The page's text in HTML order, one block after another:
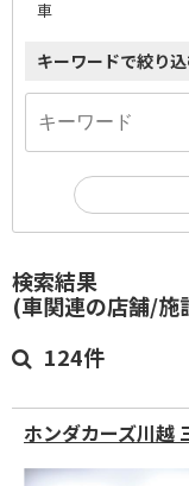
検索結果
(車関連の店舗/施
124件
ホンダカーズ川越
車
キーワードで絞り